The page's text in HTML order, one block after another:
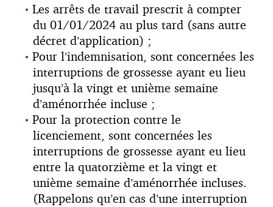
Les arrêts de travail prescrit à compter
du 01/01/2024 au plus tard (sans autre
décret d’application) ;
Pour l’indemnisation, sont concernées les
interruptions de grossesse ayant eu lieu
jusqu’à la vingt et unième semaine
d’aménorrhée incluse ;
Pour la protection contre le
licenciement, sont concernées les
interruptions de grossesse ayant eu lieu
entre la quatorzième et la vingt et
unième semaine d’aménorrhée incluses.
(Rappelons qu’en cas d’une interruption